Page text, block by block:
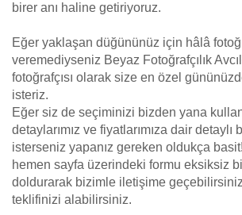
birer anı haline getiriyoruz.
Eğer yaklaşan düğününüz için hâlâ
veremediyseniz Beyaz Fotoğrafçılık
fotoğrafçısı olarak size en özel
isteriz.
Eğer siz de seçiminizi bizden yana
detaylarımız ve fiyatlarımıza dair
isterseniz yapanız gereken oldukça
hemen sayfa üzerindeki formu eksiksiz
doldurarak bizimle iletişime
teklifinizi alabilirsiniz.